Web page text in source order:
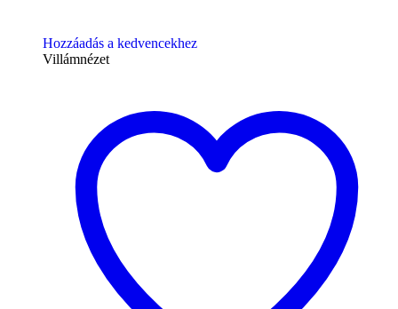
Hozzáadás a kedvencekhez
Villámnézet